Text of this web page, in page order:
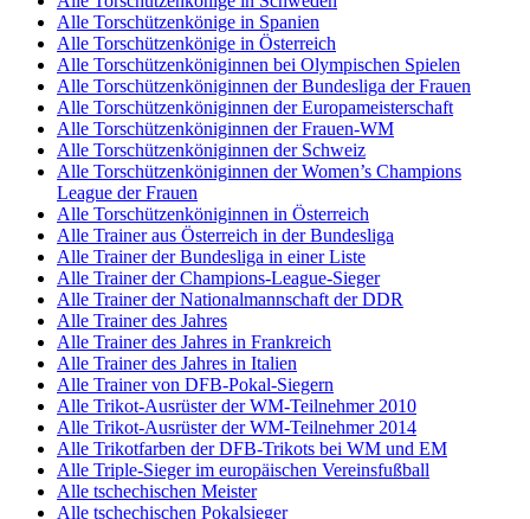
Alle Torschützenkönige in Spanien
Alle Torschützenkönige in Österreich
Alle Torschützenköniginnen bei Olympischen Spielen
Alle Torschützenköniginnen der Bundesliga der Frauen
Alle Torschützenköniginnen der Europameisterschaft
Alle Torschützenköniginnen der Frauen-WM
Alle Torschützenköniginnen der Schweiz
Alle Torschützenköniginnen der Women’s Champions
League der Frauen
Alle Torschützenköniginnen in Österreich
Alle Trainer aus Österreich in der Bundesliga
Alle Trainer der Bundesliga in einer Liste
Alle Trainer der Champions-League-Sieger
Alle Trainer der Nationalmannschaft der DDR
Alle Trainer des Jahres
Alle Trainer des Jahres in Frankreich
Alle Trainer des Jahres in Italien
Alle Trainer von DFB-Pokal-Siegern
Alle Trikot-Ausrüster der WM-Teilnehmer 2010
Alle Trikot-Ausrüster der WM-Teilnehmer 2014
Alle Trikotfarben der DFB-Trikots bei WM und EM
Alle Triple-Sieger im europäischen Vereinsfußball
Alle tschechischen Meister
Alle tschechischen Pokalsieger